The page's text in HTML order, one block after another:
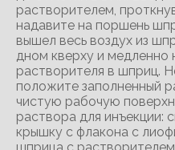
растворителем,
надавите на поршень
вышел весь воздух из
дном кверху и медленно
растворителя в шприц.
положите заполненный
чистую рабочую
раствора для инъекции:
крышку с флакона с